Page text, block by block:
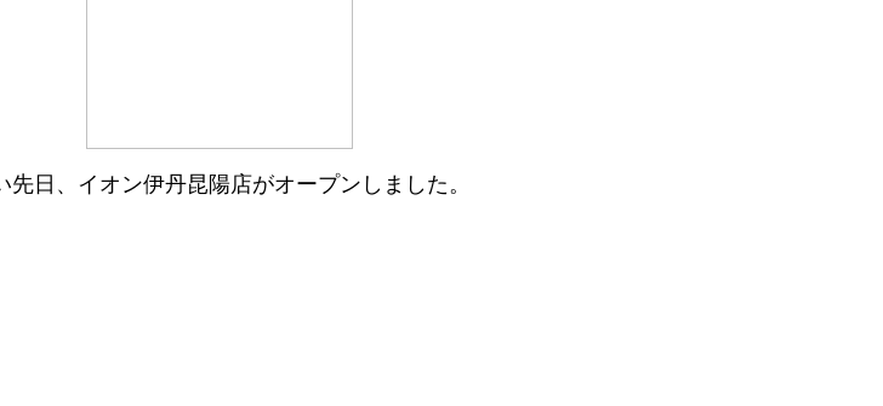
先日、イオン伊丹昆陽店がオープンしました。